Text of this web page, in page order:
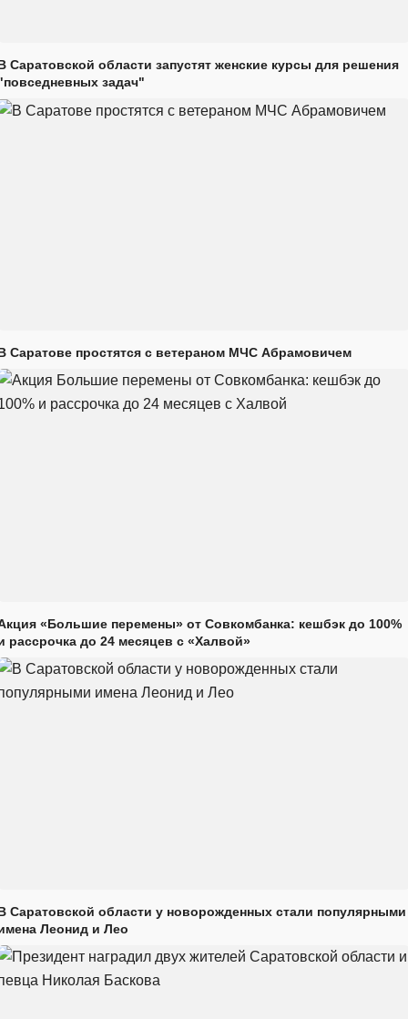
Саратовской области запустят женские курсы для решения
задач"
Саратове простятся с ветераном МЧС Абрамовичем
«Большие перемены» от Совкомбанка: кешбэк до 100%
рассрочка до 24 месяцев с «Халвой»
Саратовской области у новорожденных стали популярными
Леонид и Лео